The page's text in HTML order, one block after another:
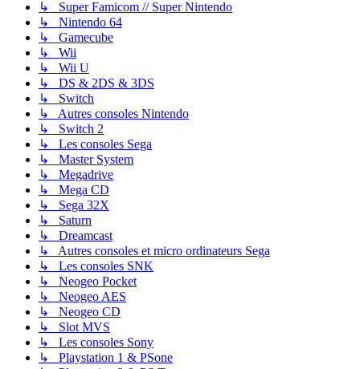
↳ Super Famicom // Super Nintendo
↳ Nintendo 64
↳ Gamecube
↳ Wii
↳ Wii U
↳ DS & 2DS & 3DS
↳ Switch
↳ Autres consoles Nintendo
↳ Switch 2
↳ Les consoles Sega
↳ Master System
↳ Megadrive
↳ Mega CD
↳ Sega 32X
↳ Saturn
↳ Dreamcast
↳ Autres consoles et micro ordinateurs Sega
↳ Les consoles SNK
↳ Neogeo Pocket
↳ Neogeo AES
↳ Neogeo CD
↳ Slot MVS
↳ Les consoles Sony
↳ Playstation 1 & PSone